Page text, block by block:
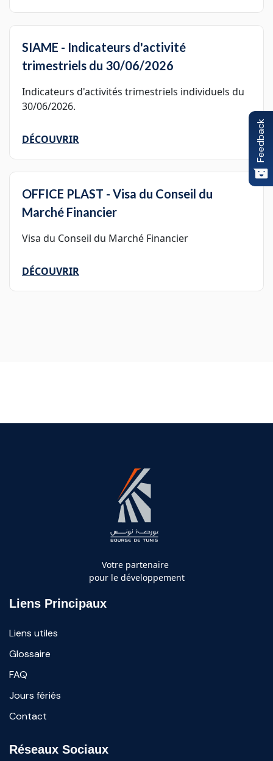
SIAME - Indicateurs d'activité
trimestriels du 30/06/2026
Indicateurs d'activités trimestriels individuels du
30/06/2026.
DÉCOUVRIR
OFFICE PLAST - Visa du Conseil du
Marché Financier
Visa du Conseil du Marché Financier
DÉCOUVRIR
Feedback
Votre partenaire
pour le développement
Liens Principaux
Liens utiles
Glossaire
FAQ
Jours fériés
Contact
Réseaux Sociaux